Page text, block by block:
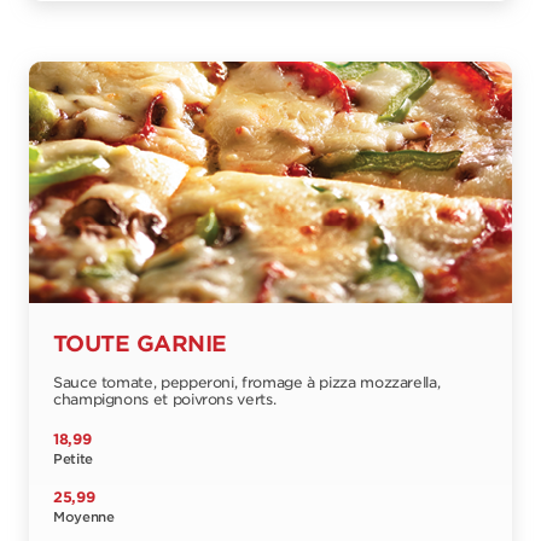
TOUTE GARNIE
Sauce tomate, pepperoni, fromage à pizza mozzarella,
champignons et poivrons verts.
18,99
Petite
25,99
Moyenne